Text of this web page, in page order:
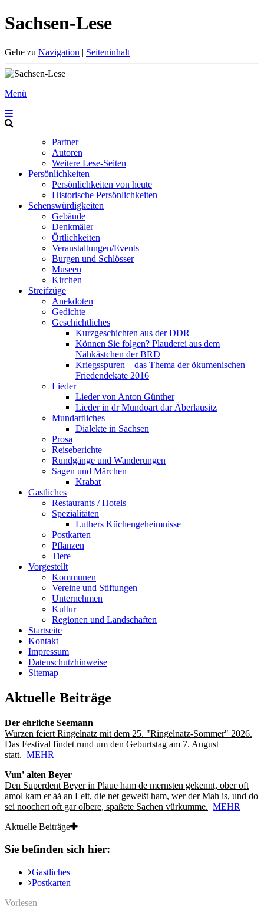
Sachsen-Lese
Gehe zu Navigation | Seiteninhalt
Menü
Partner
Autoren
Weitere Lese-Seiten
Persönlichkeiten
Persönlichkeiten von heute
Historische Persönlichkeiten
Sehenswürdigkeiten
Gebäude
Denkmäler
Örtlichkeiten
Veranstaltungen/Events
Burgen und Schlösser
Museen
Kirchen
Streifzüge
Anekdoten
Gedichte
Geschichtliches
Kurzgeschichten aus der DDR
Können Sie folgen? Plauderei aus dem
Nähkästchen der BRD
Kriegsspuren – das Thema der ökumenischen
Friedendekate 2016
Lieder
Lieder von Anton Günther
Lieder in dr Mundoart dar Äberlausitz
Mundartliches
Dialekte in Sachsen
Prosa
Reiseberichte
Rundgänge und Wanderungen
Sagen und Märchen
Krabat
Gastliches
Restaurants / Hotels
Spezialitäten
Luthers Küchengeheimnisse
Postkarten
Pflanzen
Tiere
Vorgestellt
Kommunen
Vereine und Stiftungen
Unternehmen
Kultur
Regionen und Landschaften
Startseite
Kontakt
Impressum
Datenschutzhinweise
Sitemap
Aktuelle Beiträge
Der ehrliche Seemann
Wurzen feiert Ringelnatz mit dem 25. "Ringelnatz-Sommer" 2026.
Das Festival findet rund um den Geburtstag am 7. August
statt. MEHR
Vun' alten Beyer
Den Superdent Beyer in Plaue ham de mernsten gekennt, ober oft
amol kam er ȧȧ an Leit, die net geweßt ham, wer der Mah is, und do
sei noochert oft gar olbere, spaßete Sachen vürkumme. MEHR
Aktuelle Beiträge
Sie befinden sich hier:
Gastliches
Postkarten
Vorlesen